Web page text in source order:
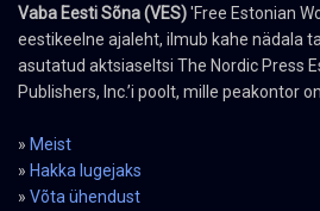
Vaba Eesti Sõna (VES)'Free Estonian
eestikeelne ajaleht, ilmub kahe nädala
asutatud aktsiaseltsi The Nordic Press
Publishers, Inc.’i poolt, mille peakontor
» Meist
» Hakka lugejaks
» Võta ühendust